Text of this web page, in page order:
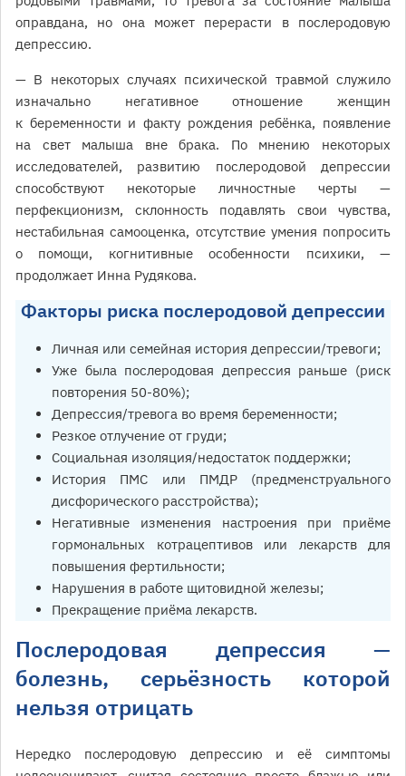
оправдана, но она может перерасти в послеродовую
депрессию.
— В некоторых случаях психической травмой служило
изначально негативное отношение женщин
к беременности и факту рождения ребёнка, появление
на свет малыша вне брака. По мнению некоторых
исследователей, развитию послеродовой депрессии
способствуют некоторые личностные черты —
перфекционизм, склонность подавлять свои чувства,
нестабильная самооценка, отсутствие умения попросить
о помощи, когнитивные особенности психики, —
продолжает Инна Рудякова.
Факторы риска послеродовой депрессии
Личная или семейная история депрессии/тревоги;
Уже была послеродовая депрессия раньше (риск
повторения 50-80%);
Депрессия/тревога во время беременности;
Резкое отлучение от груди;
Социальная изоляция/недостаток поддержки;
История ПМС или ПМДР (предменструального
дисфорического расстройства);
Негативные изменения настроения при приёме
гормональных котрацептивов или лекарств для
повышения фертильности;
Нарушения в работе щитовидной железы;
Прекращение приёма лекарств.
Послеродовая депрессия —
болезнь, серьёзность которой
нельзя отрицать
Нередко послеродовую депрессию и её симптомы